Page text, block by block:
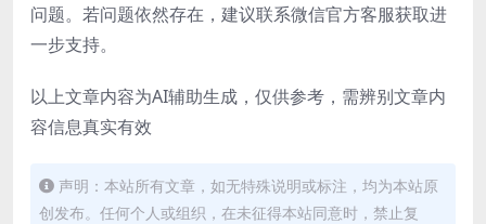
问题。若问题依然存在，建议联系微信官方客服获取进
一步支持。
以上文章内容为AI辅助生成，仅供参考，需辨别文章内
容信息真实有效
声明：本站所有文章，如无特殊说明或标注，均为本站原
创发布。任何个人或组织，在未征得本站同意时，禁止复